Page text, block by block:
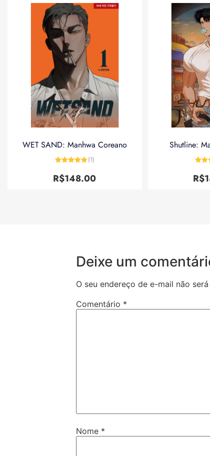
WET SAND: Manhwa Coreano
de 5
(1)
R$148.00
Shutline:
R$
Deixe um
O seu endereço de e-mail não
Comentário *
Nome *